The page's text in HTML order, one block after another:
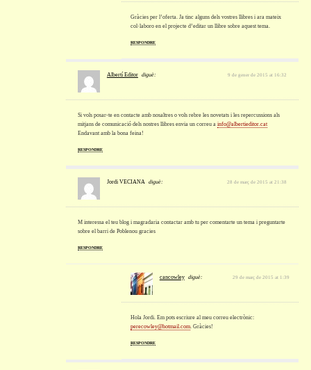
Gràcies per l’oferta. Ja tinc alguns dels vostres llibres i ara mateix
col·laboro en el projecte d’editar un llibre sobre aquest tema.
RESPONDRE
Albertí Editor diguè: 9 de gener de 2015 at 16:32
Si vols posar-te en contacte amb nosaltres o vols rebre les novetats i les repercussions als
mitjans de comunicació dels nostres llibres envia un correu a info@albertieditor.cat
Endavant amb la bona feina!
RESPONDRE
Jordi VECIANA diguè: 28 de març de 2015 at 21:38
M interessa el teu blog i magradaria contactar amb tu per comentarte un tema i preguntarte
sobre el barri de Poblenou gracies
RESPONDRE
cancowley diguè: 29 de març de 2015 at 1:39
Hola Jordi. Em pots escriure al meu correu electrònic:
perecowley@hotmail.com. Gràcies!
RESPONDRE